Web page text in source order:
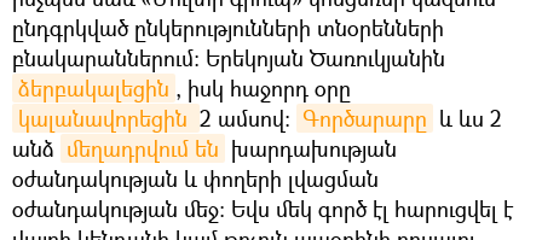
ընդգրկված ընկերությունների տնօրենների
բնակարաններում։ Երեկոյան Ծառուկյանին
ձերբակալեցին , իսկ հաջորդ օրը
կալանավորեցին 2 ամսով։ Գործարարը և ևս 2
անձ մեղադրվում են խարդախության
օժանդակության և փողերի լվացման
օժանդակության մեջ։ Եվս մեկ գործ էլ հարուցվել է